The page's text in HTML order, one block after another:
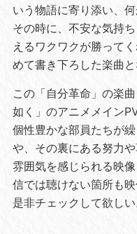
いう物語に寄り添い、
その時に、不安な気持
えるワクワクが勝って
めて書き下ろした楽曲と
この「自分革命」の楽
如く」のアニメメイン
個性豊かな部員たちが
や、その裏にある努力
雰囲気を感じられる映
信では聴けない箇所も
是非チェックして欲しい